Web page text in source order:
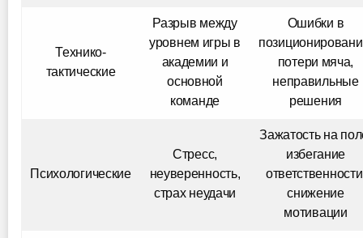
Технико-
тактические
Разрыв между
уровнем игры в
академии и
основной
команде
Ошибки в
потери мяча,
неправильные
решения
Психологические
Стресс,
неуверенность,
страх неудачи
Зажатость на
избегание
снижение
мотивации